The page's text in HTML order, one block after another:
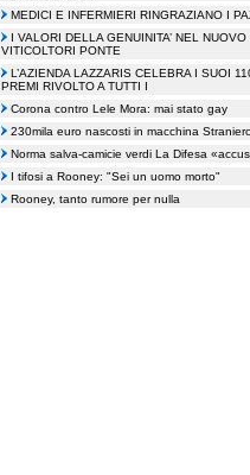
MEDICI E INFERMIERI RINGRAZIANO I
I VALORI DELLA GENUINITA’ NEL
VITICOLTORI PONTE
L’AZIENDA LAZZARIS CELEBRA I SUOI
PREMI RIVOLTO A TUTTI I
Corona contro Lele Mora: mai stato gay
230mila euro nascosti in macchina
Norma salva-camicie verdi La Difesa
I tifosi a Rooney: "Sei un uomo morto"
Rooney, tanto rumore per nulla